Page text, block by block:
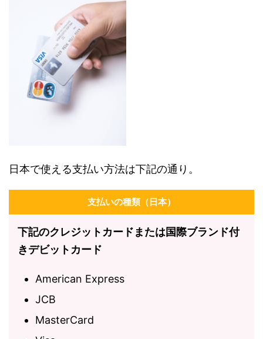
日本で使える支払い方法は下記の通り。
支払いの種類（日本）
下記のクレジットカードまたは国際ブランド付
きデビットカード
American Express
JCB
MasterCard